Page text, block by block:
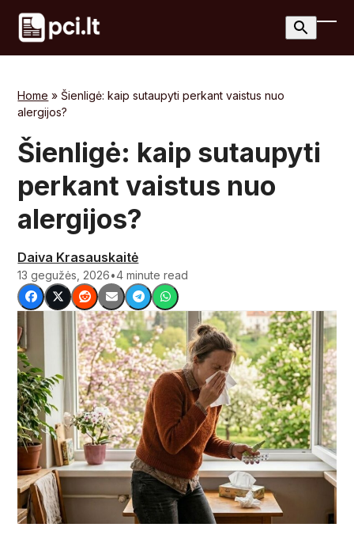
Skip
content
Home » Šienligė: kaip sutaupyti perkant vaistus nuo
alergijos?
Šienligė: kaip sutaupyti
perkant vaistus nuo
alergijos?
Daiva Krasauskaitė
13 gegužės, 2026•4 minute read